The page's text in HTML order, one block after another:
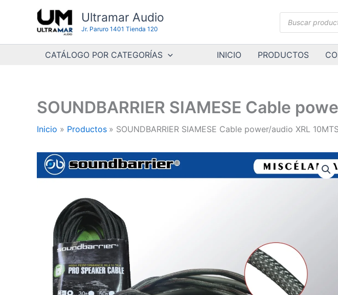
contenido
Ultramar Audio
Jr. Paruro 1401 Tienda 120
Búsqueda
CATÁLOGO POR CATEGORÍAS INICIO PRODUCTOS
SOUNDBARRIER SIAMESE Cable
Inicio Productos SOUNDBARRIER SIAMESE Cable power/audio XRL 10MTS